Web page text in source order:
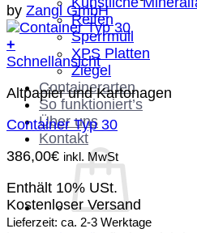
Reifen
Sperrmüll
XPS Platten
Ziegel
Containerarten
So funktioniert’s
Über uns
Kontakt
by Zangl GmbH
+
Schnellansicht
Altpapier und Kartonagen
Container Typ 30
386,00€ inkl. MwSt
Enthält 10% USt.
Kostenloser Versand
Lieferzeit: ca. 2-3 Werktage